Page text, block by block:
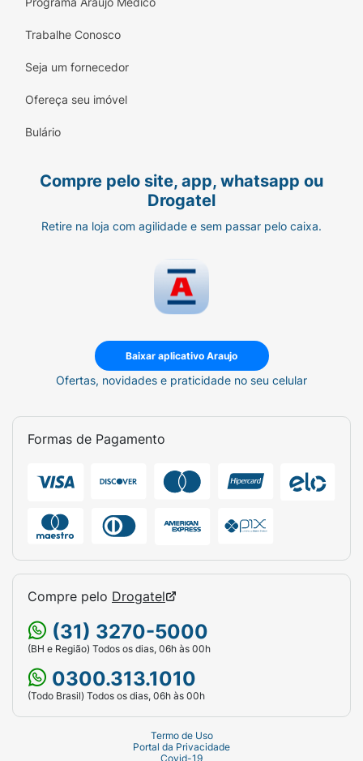
Trabalhe Conosco
Seja um fornecedor
Ofereça seu imóvel
Bulário
Compre pelo site, app, whatsapp ou
Drogatel
Retire na loja com agilidade e sem passar pelo caixa.
Baixar aplicativo Araujo
Ofertas, novidades e praticidade no seu celular
Formas de Pagamento
Compre pelo Drogatel
(31) 3270-5000
(BH e Região) Todos os dias, 06h às 00h
0300.313.1010
(Todo Brasil) Todos os dias, 06h às 00h
Termo de Uso
Portal da Privacidade
Covid-19